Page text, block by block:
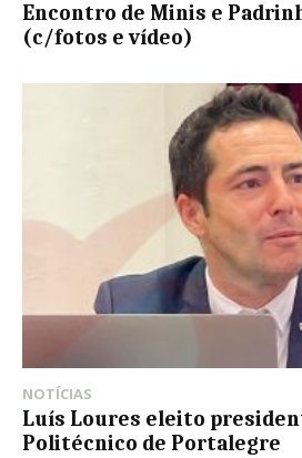
Encontro de Minis e
(c/fotos e vídeo)
NOTÍCIAS
Luís Loures eleito
Politécnico de Portalegre